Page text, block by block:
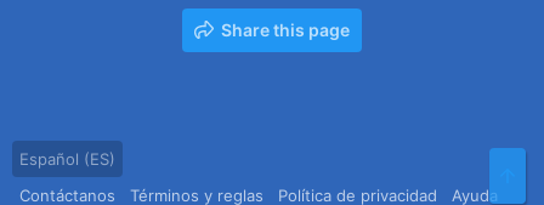
Share this page
Español (ES)
Contáctanos
Términos y reglas Política de privacidad Ayuda